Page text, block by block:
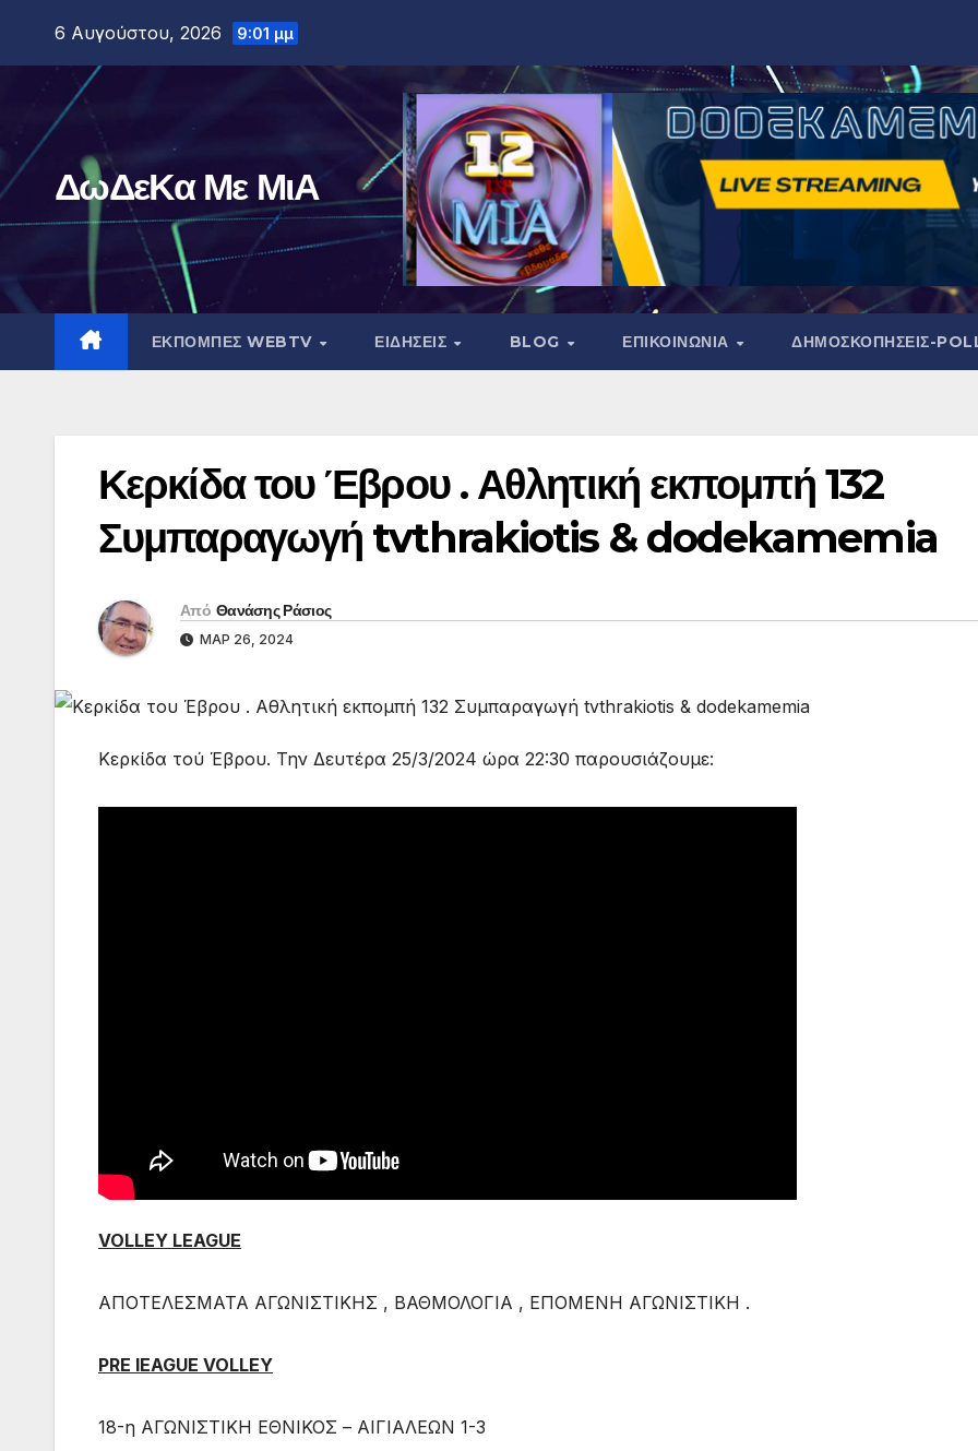
περιεχόμενο
6 Αυγούστου, 2026 9:01 μμ
ΔωΔεΚα Με ΜιΑ
ΕΚΠΟΜΠΕΣ WEBTV ΕΙΔΗΣΕΙΣ BLOG ΕΠΙΚΟΙΝΩΝΙΑ ΔΗΜΟΣΚΟΠΉΣΕΙΣ-
Κερκίδα του Έβρου . Αθλητική εκπομπή 132
Συμπαραγωγή tvthrakiotis & dodekamemia
Από Θανάσης Ράσιος
ΜΑΡ 26, 2024
Κερκίδα τού Έβρου. Την Δευτέρα 25/3/2024 ώρα 22:30 παρουσιάζουμε:
VOLLEY LEAGUΕ
ΑΠΟΤΕΛΕΣΜΑΤΑ ΑΓΩΝΙΣΤΙΚΗΣ , ΒΑΘΜΟΛΟΓΙΑ , ΕΠΟΜΕΝΗ ΑΓΩΝΙΣΤΙΚΗ .
PRE lEAGUE VOLLEY
18-η ΑΓΩΝΙΣΤΙΚΗ ΕΘΝΙΚΟΣ – ΑΙΓΙΑΛΕΩΝ 1-3